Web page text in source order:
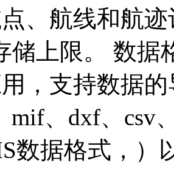
、航线和航
储上限。 数据
，支持数据
mif、dxf、csv
数据格式，）